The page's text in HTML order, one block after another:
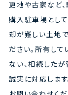
更地や古家など
購入駐車場とし
却が難しい土地
ださい。所有し
ない、相続した
誠実に対応しま